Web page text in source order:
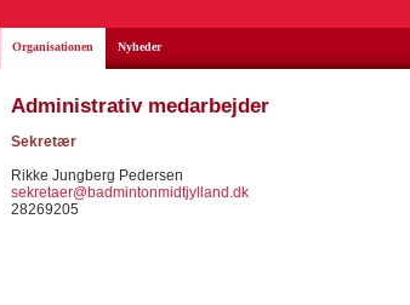
Organisationen Nyheder
Administrativ medarbejder
Sekretær
Rikke Jungberg Pedersen
sekretaer@badmintonmidtjylland.dk
28269205